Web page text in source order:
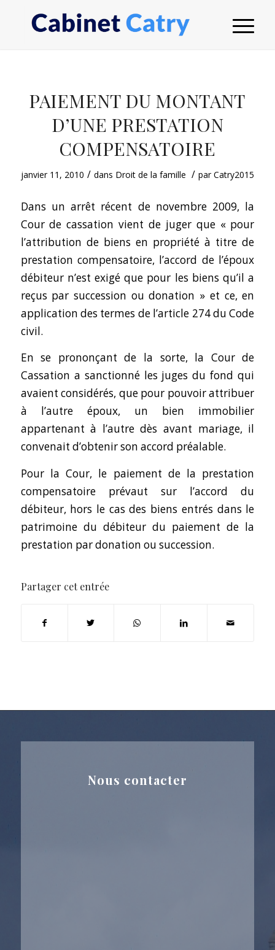
PAIEMENT DU MONTANT
D’UNE PRESTATION
COMPENSATOIRE
janvier 11, 2010 / dans Droit de la famille / parCatry2015
Dans un arrêt récent de novembre 2009, la
Cour de cassation vient de juger que « pour
l’attribution de biens en propriété à titre de
prestation compensatoire, l’accord de l’époux
débiteur n’est exigé que pour les biens qu’il a
reçus par succession ou donation » et ce, en
application des termes de l’article 274 du Code
civil.
En se prononçant de la sorte, la Cour de
Cassation a sanctionné les juges du fond qui
avaient considérés, que pour pouvoir attribuer
à l’autre époux, un bien immobilier
appartenant à l’autre dès avant mariage, il
convenait d’obtenir son accord préalable.
Pour la Cour, le paiement de la prestation
compensatoire prévaut sur l’accord du
débiteur, hors le cas des biens entrés dans le
patrimoine du débiteur du paiement de la
prestation par donation ou succession.
Partager cet entrée
Nous contacter